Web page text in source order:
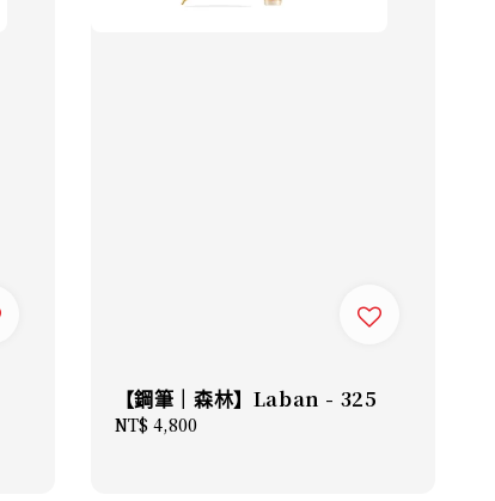
【鋼筆｜森林】Laban - 325
Regular
NT$ 4,800